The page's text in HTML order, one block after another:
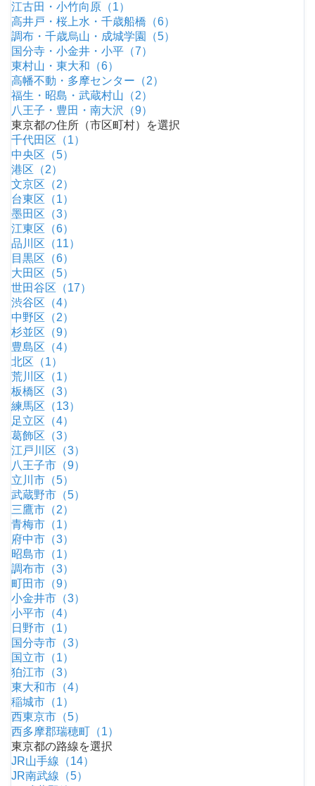
江古田・小竹向原（1）
高井戸・桜上水・千歳船橋（6）
調布・千歳烏山・成城学園（5）
国分寺・小金井・小平（7）
東村山・東大和（6）
高幡不動・多摩センター（2）
福生・昭島・武蔵村山（2）
八王子・豊田・南大沢（9）
東京都の住所（市区町村）を選択
千代田区（1）
中央区（5）
港区（2）
文京区（2）
台東区（1）
墨田区（3）
江東区（6）
品川区（11）
目黒区（6）
大田区（5）
世田谷区（17）
渋谷区（4）
中野区（2）
杉並区（9）
豊島区（4）
北区（1）
荒川区（1）
板橋区（3）
練馬区（13）
足立区（4）
葛飾区（3）
江戸川区（3）
八王子市（9）
立川市（5）
武蔵野市（5）
三鷹市（2）
青梅市（1）
府中市（3）
昭島市（1）
調布市（3）
町田市（9）
小金井市（3）
小平市（4）
日野市（1）
国分寺市（3）
国立市（1）
狛江市（3）
東大和市（4）
稲城市（1）
西東京市（5）
西多摩郡瑞穂町（1）
東京都の路線を選択
JR山手線（14）
JR南武線（5）